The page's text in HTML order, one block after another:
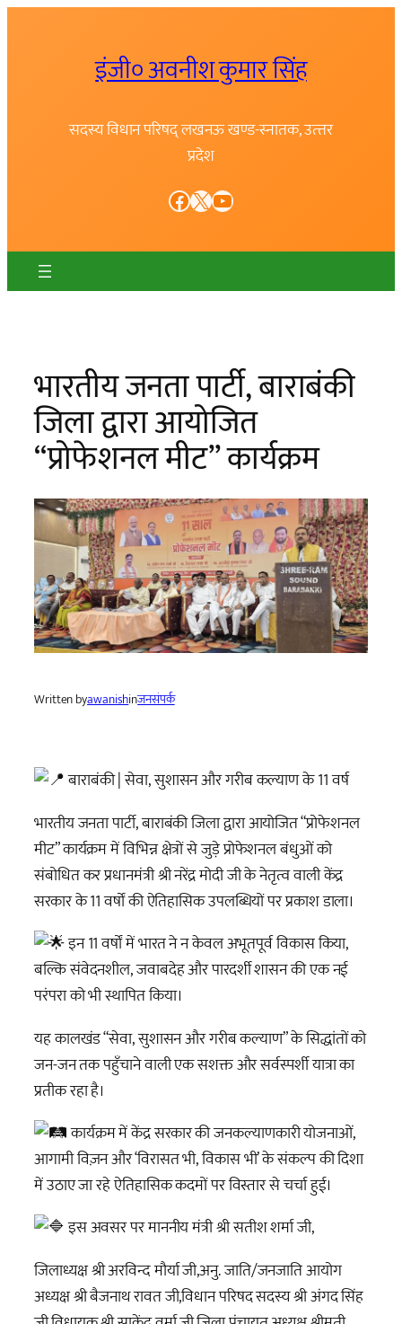
इंजी० अवनीश कुमार सिंह
सदस्य विधान परिषद् लखनऊ खण्ड-स्नातक, उत्त्तर
प्रदेश
Facebook X YouTube
भारतीय जनता पार्टी, बाराबंकी
जिला द्वारा आयोजित
“प्रोफेशनल मीट” कार्यक्रम
Written byawanishinजनसंपर्क
बाराबंकी | सेवा, सुशासन और गरीब कल्याण के 11 वर्ष
भारतीय जनता पार्टी, बाराबंकी जिला द्वारा आयोजित “प्रोफेशनल
मीट” कार्यक्रम में विभिन्न क्षेत्रों से जुड़े प्रोफेशनल बंधुओं को
संबोधित कर प्रधानमंत्री श्री नरेंद्र मोदी जी के नेतृत्व वाली केंद्र
सरकार के 11 वर्षों की ऐतिहासिक उपलब्धियों पर प्रकाश डाला।
इन 11 वर्षों में भारत ने न केवल अभूतपूर्व विकास किया,
बल्कि संवेदनशील, जवाबदेह और पारदर्शी शासन की एक नई
परंपरा को भी स्थापित किया।
यह कालखंड “सेवा, सुशासन और गरीब कल्याण” के सिद्धांतों को
जन-जन तक पहुँचाने वाली एक सशक्त और सर्वस्पर्शी यात्रा का
प्रतीक रहा है।
कार्यक्रम में केंद्र सरकार की जनकल्याणकारी योजनाओं,
आगामी विज़न और ‘विरासत भी, विकास भी’ के संकल्प की दिशा
में उठाए जा रहे ऐतिहासिक कदमों पर विस्तार से चर्चा हुई।
इस अवसर पर माननीय मंत्री श्री सतीश शर्मा जी,
जिलाध्यक्ष श्री अरविन्द मौर्या जी,अनु. जाति/जनजाति आयोग
अध्यक्ष श्री बैजनाथ रावत जी,विधान परिषद सदस्य श्री अंगद सिंह